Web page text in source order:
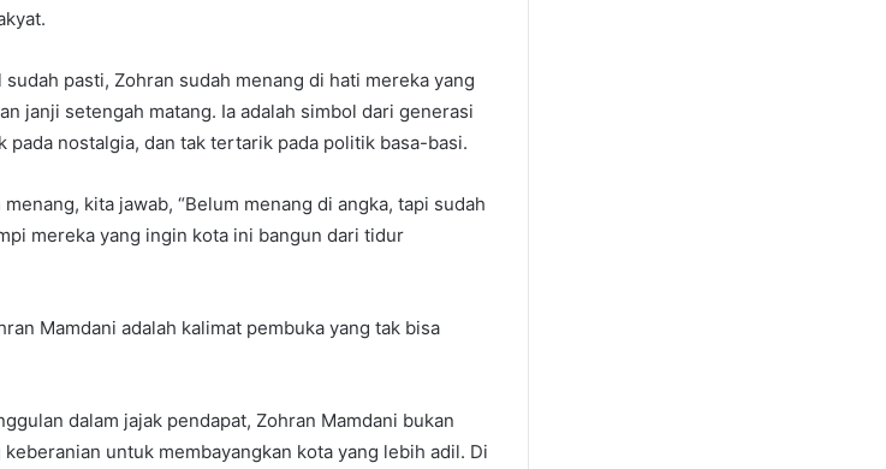
pasti, Zohran sudah menang di hati mereka yang
janji setengah matang. Ia adalah simbol dari generasi
pada nostalgia, dan tak tertarik pada politik basa-basi.
kita jawab, “Belum menang di angka, tapi sudah
mereka yang ingin kota ini bangun dari tidur
Mamdani adalah kalimat pembuka yang tak bisa
dalam jajak pendapat, Zohran Mamdani bukan
untuk membayangkan kota yang lebih adil. Di